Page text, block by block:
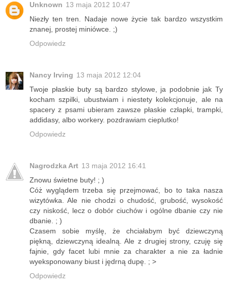
Unknown 13 maja 2012 10:47
Niezły ten tren. Nadaje nowe życie tak bardzo wszystkim
znanej, prostej miniówce. ;)
Odpowiedz
Nancy Irving 13 maja 2012 12:04
Twoje płaskie buty są bardzo stylowe, ja podobnie jak Ty
kocham szpilki, ubustwiam i niestety kolekcjonuje, ale na
spacery z psami ubieram zawsze płaskie człapki, trampki,
addidasy, albo workery. pozdrawiam cieplutko!
Odpowiedz
Nagrodzka Art 13 maja 2012 16:41
Znowu świetne buty! ; )
Cóż wyglądem trzeba się przejmować, bo to taka nasza
wizytówka. Ale nie chodzi o chudość, grubość, wysokość
czy niskość, lecz o dobór ciuchów i ogólne dbanie czy nie
dbanie. ; )
Czasem sobie myślę, że chciałabym być dziewczyną
piękną, dziewczyną idealną. Ale z drugiej strony, czuję się
fajnie, gdy facet lubi mnie za charakter a nie za ładnie
wyeksponowany biust i jędrną dupę. ; >
Odpowiedz